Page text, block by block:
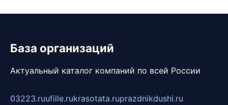
База организаций
Актуальный каталог компаний по всей России
03223.ruufille.rukrasotata.ruprazdnikdushi.ru